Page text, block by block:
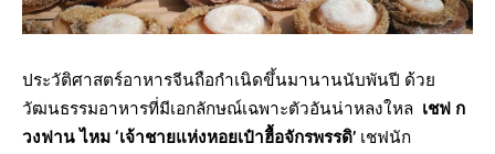
ประวัติศาสตร์อาหารจีนถือกำเนิดขึ้นมานานนับพันปี ด้วย
วัฒนธรรมอาหารที่มีเอกลักษณ์เฉพาะตัวอันน่าหลงใหล เชฟ ก
วงฟาน ไหม ‘เจ้าชายแห่งหอยเป๋าฮื้อจักรพรรดิ’ เชฟนัก